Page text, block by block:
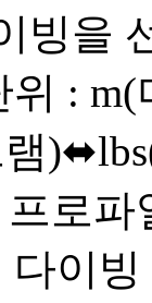
빙을
:
프로
이